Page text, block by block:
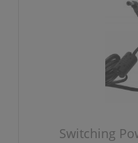
Switching